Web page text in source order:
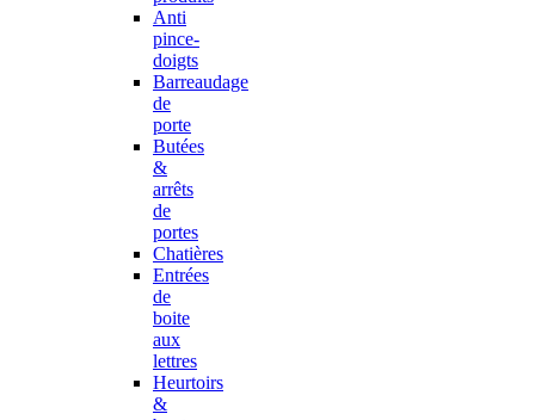
Anti
pince-
doigts
Barreaudage
de
porte
Butées
&
arrêts
de
portes
Chatières
Entrées
de
boite
aux
lettres
Heurtoirs
&